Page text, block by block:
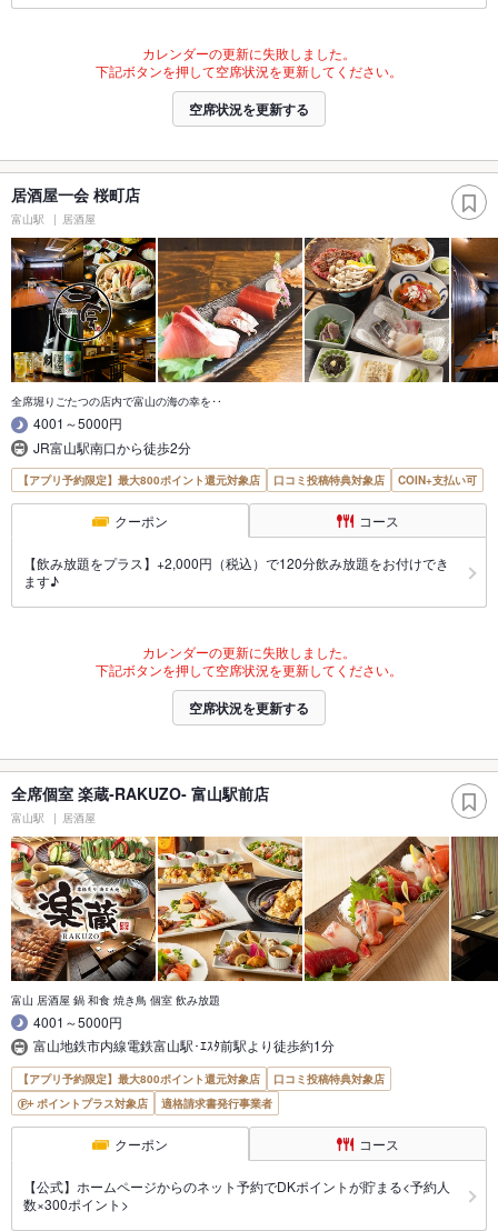
カレンダーの更新に失敗しました。
下記ボタンを押して空席状況を更新してください。
空席状況を更新する
居酒屋一会 桜町店
富山駅 居酒屋
全席堀りごたつの店内で富山の海の幸を‥
4001～5000円
JR富山駅南口から徒歩2分
【アプリ予約限定】最大800ポイント還元対象店 口コミ投稿特典対象店 COIN+支払い可
クーポン コース
【飲み放題をプラス】+2,000円（税込）で120分飲み放題をお付けでき
ます♪
カレンダーの更新に失敗しました。
下記ボタンを押して空席状況を更新してください。
空席状況を更新する
全席個室 楽蔵‐RAKUZO‐ 富山駅前店
富山駅 居酒屋
富山 居酒屋 鍋 和食 焼き鳥 個室 飲み放題
4001～5000円
富山地鉄市内線電鉄富山駅･ｴｽﾀ前駅より徒歩約1分
【アプリ予約限定】最大800ポイント還元対象店
口コミ投稿特典対象店
ポイントプラス対象店
適格請求書発行事業者
クーポン コース
【公式】ホームページからのネット予約でDKポイントが貯まる<予約人
数×300ポイント>